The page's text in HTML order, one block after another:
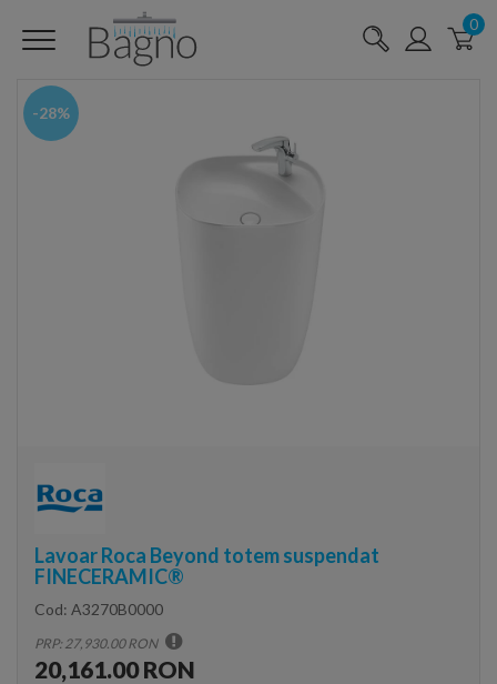
0
-28%
Lavoar Roca Beyond totem suspendat
FINECERAMIC®
Cod: A3270B0000
PRP: 27,930.00 RON
20,161.00 RON